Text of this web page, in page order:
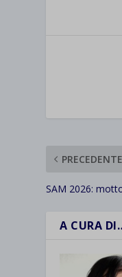
PRECEDENTE
SAM 2026:
A CURA